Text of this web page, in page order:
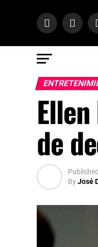
de
Published
ByJosé